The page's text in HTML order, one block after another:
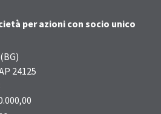
per azioni con socio unico
24125